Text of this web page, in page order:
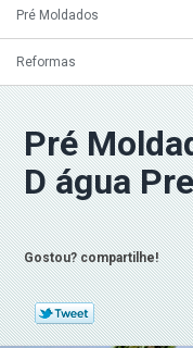
Pré Moldados
Reformas
Pré
D água
Gostou? compartilhe!